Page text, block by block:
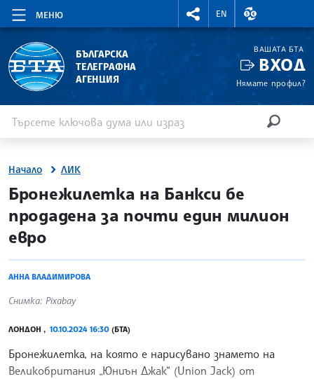
МЕНЮ
RIGHTMENU.SOCIAL
EN
ВАЛУТНИ
БЪЛГАРСКА
ТЕЛЕГРАФНА
АГЕНЦИЯ
ВАШАТА БТА
ВХОД
Нямате профил?
Начало ЛИК
site.bta
Бронежилетка на Банкси бе
продадена за почти един милион
евро
АННА ВЛАДИМИРОВА
Снимка: Pixabay
ЛОНДОН , 10.10.2024 16:30 (БТА)
Бронежилетка, на която е нарисувано знамето на
Великобритания „Юниън Джак“ (Union Jack) от